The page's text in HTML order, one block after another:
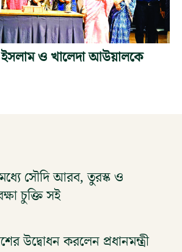
ও খালেদা আউয়ালকে
সৌদি আরব, তুরস্ক ও
চুক্তি সই
উদ্বোধন করলেন প্রধানমন্ত্রী